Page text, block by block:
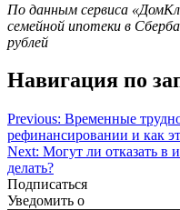
По данным сервиса
семейной ипотеки в
рублей
Навигация по
Previous: Временные
рефинансировании и как
Next: Могут ли отказать в
делать?
Подписаться
Уведомить о